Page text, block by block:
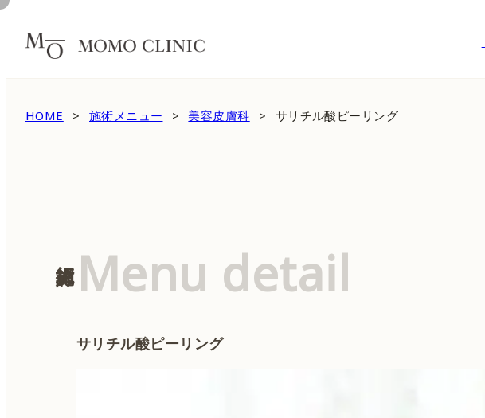
HOME 施術メニュー 美容皮膚科 サリチル酸ピーリング
Menu detail
サリチル酸ピーリング